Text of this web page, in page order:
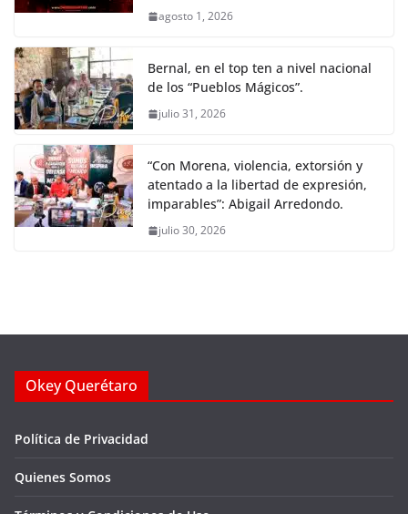
agosto 1, 2026
Bernal, en el top ten a nivel nacional
de los “Pueblos Mágicos”.
julio 31, 2026
“Con Morena, violencia, extorsión y
atentado a la libertad de expresión,
imparables”: Abigail Arredondo.
julio 30, 2026
Okey Querétaro
Política de Privacidad
Quienes Somos